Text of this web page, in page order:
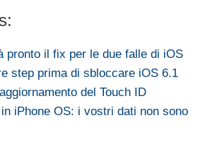
pronto il fix per le due falle di iOS
step prima di sbloccare iOS 6.1
del Touch ID
iPhone OS: i vostri dati non sono